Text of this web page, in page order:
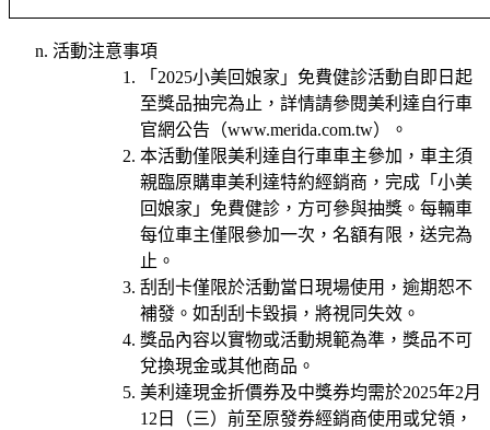
活動注意事項
「2025小美回娘家」免費健診活動自即日起
至獎品抽完為止，詳情請參閱美利達自行車
官網公告（www.merida.com.tw）。
本活動僅限美利達自行車車主參加，車主須
親臨原購車美利達特約經銷商，完成「小美
回娘家」免費健診，方可參與抽獎。每輛車
每位車主僅限參加一次，名額有限，送完為
止。
刮刮卡僅限於活動當日現場使用，逾期恕不
補發。如刮刮卡毀損，將視同失效。
獎品內容以實物或活動規範為準，獎品不可
兌換現金或其他商品。
美利達現金折價券及中獎券均需於2025年2月
12日（三）前至原發券經銷商使用或兌領，